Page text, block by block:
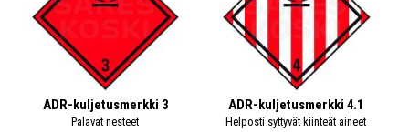
ADR-kuljetusmerkki 3
Palavat nesteet
ADR-kuljetusmerkki 4.1
Helposti syttyvät kiinteät aineet